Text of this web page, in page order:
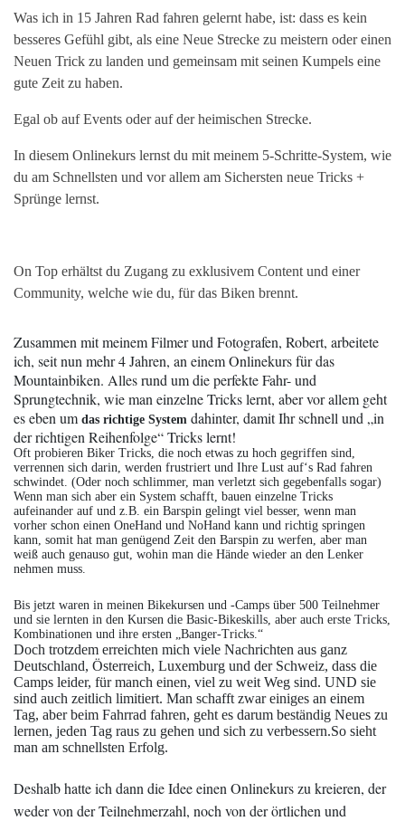
Was ich in 15 Jahren Rad fahren gelernt habe, ist: dass es kein
besseres Gefühl gibt, als eine Neue Strecke zu meistern oder einen
Neuen Trick zu landen und gemeinsam mit seinen Kumpels eine
gute Zeit zu haben.
Egal ob auf Events oder auf der heimischen Strecke.
In diesem Onlinekurs lernst du mit meinem 5-Schritte-System, wie
du am Schnellsten und vor allem am Sichersten neue Tricks +
Sprünge lernst.
On Top erhältst du Zugang zu exklusivem Content und einer
Community, welche wie du, für das Biken brennt.
Zusammen mit meinem Filmer und Fotografen, Robert, arbeitete
ich, seit nun mehr 4 Jahren, an einem Onlinekurs für das
Mountainbiken. Alles rund um die perfekte Fahr- und
Sprungtechnik, wie man einzelne Tricks lernt, aber vor allem geht
es eben um das richtige System dahinter, damit Ihr schnell und „in
der richtigen Reihenfolge“ Tricks lernt!
Oft probieren Biker Tricks, die noch etwas zu hoch gegriffen sind,
verrennen sich darin, werden frustriert und Ihre Lust auf‘s Rad fahren
schwindet. (Oder noch schlimmer, man verletzt sich gegebenfalls sogar)
Wenn man sich aber ein System schafft, bauen einzelne Tricks
aufeinander auf und z.B. ein Barspin gelingt viel besser, wenn man
vorher schon einen OneHand und NoHand kann und richtig springen
kann, somit hat man genügend Zeit den Barspin zu werfen, aber man
weiß auch genauso gut, wohin man die Hände wieder an den Lenker
nehmen muss.
Bis jetzt waren in meinen Bikekursen und -Camps über 500 Teilnehmer
und sie lernten in den Kursen die Basic-Bikeskills, aber auch erste Tricks,
Kombinationen und ihre ersten „Banger-Tricks.“
Doch trotzdem erreichten mich viele Nachrichten aus ganz
Deutschland, Österreich, Luxemburg und der Schweiz, dass die
Camps leider, für manch einen, viel zu weit Weg sind. UND sie
sind auch zeitlich limitiert. Man schafft zwar einiges an einem
Tag, aber beim Fahrrad fahren, geht es darum beständig Neues zu
lernen, jeden Tag raus zu gehen und sich zu verbessern.So sieht
man am schnellsten Erfolg.
Deshalb hatte ich dann die Idee einen Onlinekurs zu kreieren, der
weder von der Teilnehmerzahl, noch von der örtlichen und